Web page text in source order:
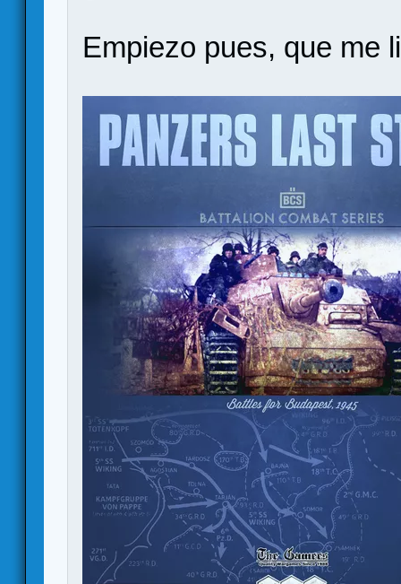
Empiezo pues, que me